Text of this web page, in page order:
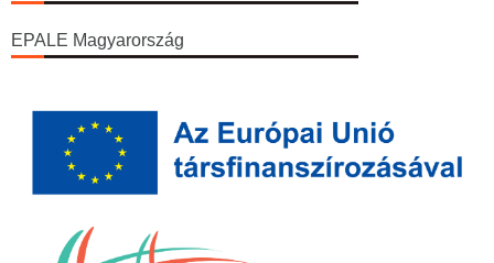
EPALE Magyarország